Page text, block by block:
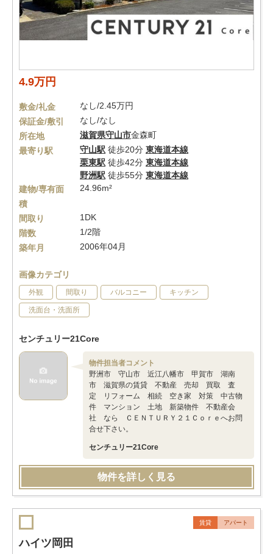
4.9万円
敷金/礼金
なし/2.45万円
保証金/敷引
なし/なし
所在地
滋賀県守山市金森町
最寄り駅
守山駅 徒歩20分 東海道本線
栗東駅 徒歩42分 東海道本線
野洲駅 徒歩55分 東海道本線
建物/専有面
積
24.96m²
間取り
1DK
階数
1/2階
築年月
2006年04月
画像カテゴリ
外観 間取り バルコニー キッチン
洗面台・洗面所
センチュリー21Core
物件担当者コメント
野洲市 守山市 近江八幡市 甲賀市 湖南
市 滋賀県の賃貸 不動産 売却 買取 査
定 リフォーム 相続 空き家 対策 中古物
件 マンション 土地 新築物件 不動産会
社 なら ＣＥＮＴＵＲＹ２１Ｃｏｒｅへお問
合せ下さい。
センチュリー21Core
物件を詳しく見る
賃貸 アパート
ハイツ岡田